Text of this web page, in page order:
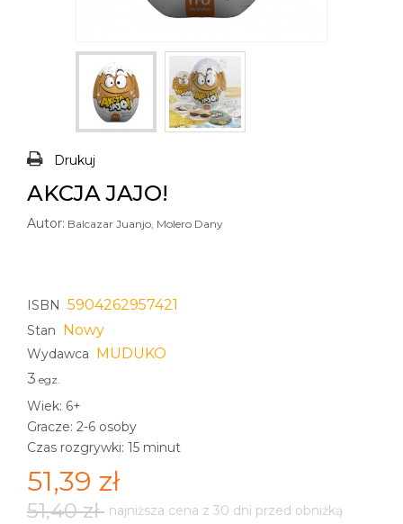
Drukuj
AKCJA JAJO!
Autor: Balcazar Juanjo, Molero Dany
ISBN 5904262957421
Stan Nowy
Wydawca MUDUKO
3 egz.
Wiek: 6+
Gracze: 2-6 osoby
Czas rozgrywki: 15 minut
51,39 zł
51,40 zł najniższa cena z 30 dni przed obniżką